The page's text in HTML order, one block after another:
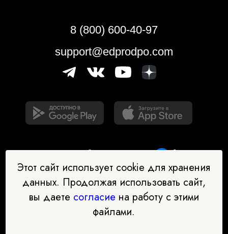
Наш бот-помощник в выборе
8 (800) 600-40-97
support@edprodpo.com
Этот сайт использует cookie для хранения
данных. Продолжая использовать сайт,
вы даете согласие на работу с этими
файлами.